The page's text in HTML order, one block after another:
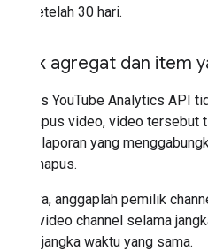
setelah 30 hari.
Metrik agregat dan item
Respons YouTube Analytics API
menghapus video, video
Namun, laporan yang
yang dihapus.
Misalnya, anggaplah pemilik
semua video channel selama
selama jangka waktu yang sama.